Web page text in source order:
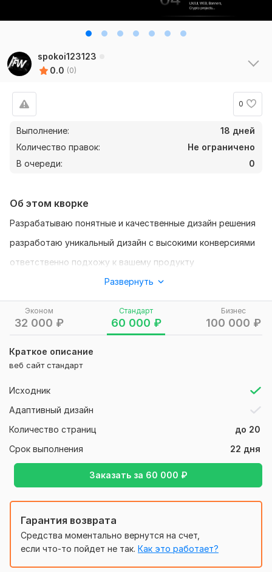
spokoi123123
0.0 (0)
0
Выполнение:
18 дней
Количество правок:
Не ограничено
В очереди:
0
Эконом
32 000 ₽
Стандарт
60 000 ₽
Бизнес
100 000 ₽
Краткое описание
веб сайт стандарт
Исходник
Адаптивный дизайн
Количество страниц
до 20
Срок выполнения
22 дня
Заказать за 60 000 ₽
Об этом кворке
Разрабатываю понятные и качественные дизайн решения
разработаю уникальный дизайн с высокими конверсиями
ответственно подхожу к вашему продукту
проведем глубокую беседу что бы максимально повлиять
помогу повысить узнаваемость вашего продукта
Нужно для заказа:
Уважение со стороны заказчика
желательно готовое техническое задание если его нет то
хотели
Вид: Сайт целиком
Услуга: Новый дизайн
Уникальный
Развернуть
Гарантия возврата
Средства моментально вернутся на счет,
если что-то пойдет не так. Как это работает?